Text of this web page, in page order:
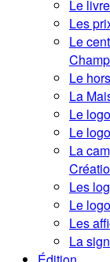
Le
Les
Le
Le
La
Le
Le
La
Les
Le
Les
La